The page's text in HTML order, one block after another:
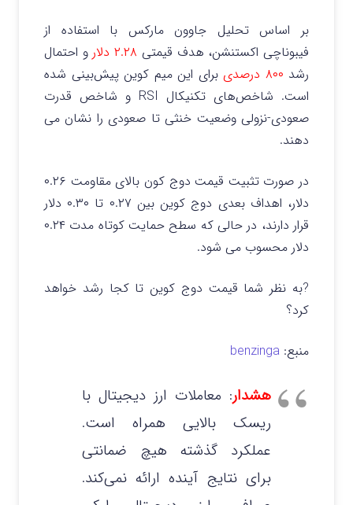
بر اساس تحلیل جاوون مارکس با استفاده از
فیبوناچی اکستنشن، هدف قیمتی ۲.۲۸ دلار
و احتمال
رشد ۸۰۰ درصدی
برای این میم کوین پیش‌بینی شده
است.
شاخص‌های تکنیکال RSI و شاخص قدرت
صعودی-نزولی وضعیت خنثی تا صعودی را نشان می
دهند.
در صورت تثبیت قیمت دوج کون بالای مقاومت ۰.۲۶
دلار، اهداف بعدی دوج کوین بین ۰.۲۷ تا ۰.۳۰ دلار
قرار دارند، در حالی که سطح حمایت کوتاه مدت ۰.۲۴
دلار محسوب می شود.
?به نظر شما قیمت دوج کوین تا کجا رشد خواهد
کرد؟
منبع: benzinga
هشدار: معاملات ارز دیجیتال با
ریسک بالایی همراه است.
عملکرد گذشته هیچ ضمانتی
برای نتایج آینده ارائه نمی‌کند.